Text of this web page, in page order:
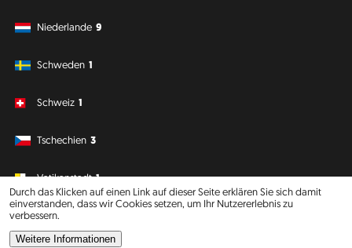
Durch das Klicken auf einen Link auf dieser Seite erklären Sie sich damit
einverstanden, dass wir Cookies setzen, um Ihr Nutzererlebnis zu
verbessern.
Weitere Informationen
Niederlande 9
Schweden 1
Schweiz 1
Tschechien 3
Vatikanstadt 1
Südamerika
Philipp J. Conrad ·